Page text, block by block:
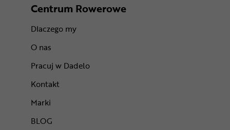
Centrum Rowerowe
Dlaczego my
O nas
Pracuj w Dadelo
Kontakt
Marki
BLOG